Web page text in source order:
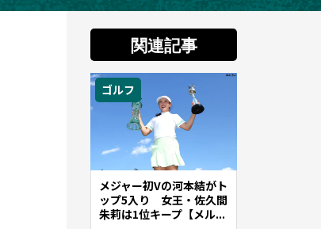
関連記事
ゴルフ
メジャー初Vの河本結がト
ップ5入り 女王・佐久間
朱莉は1位キープ【メル...